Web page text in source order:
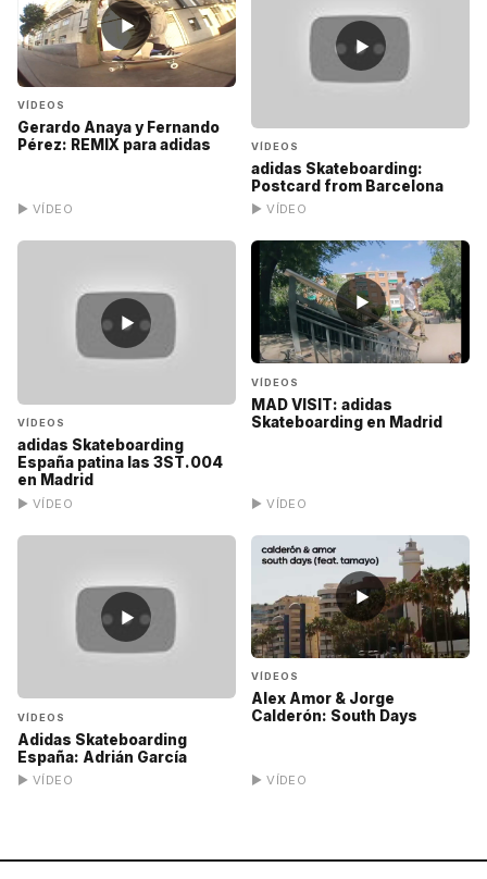
▶
VÍDEOS
Gerardo Anaya y Fernando
Pérez: REMIX para adidas
▶ VÍDEO
▶
VÍDEOS
adidas Skateboarding:
Postcard from Barcelona
▶ VÍDEO
▶
VÍDEOS
adidas Skateboarding
España patina las 3ST.004
en Madrid
▶ VÍDEO
▶
VÍDEOS
MAD VISIT: adidas
Skateboarding en Madrid
▶ VÍDEO
▶
VÍDEOS
Adidas Skateboarding
España: Adrián García
▶ VÍDEO
▶
VÍDEOS
Alex Amor & Jorge
Calderón: South Days
▶ VÍDEO